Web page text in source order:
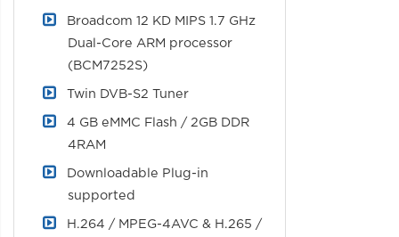
Broadcom 12 KD MIPS 1.7 GHz
Dual-Core ARM processor
(BCM7252S)
Twin DVB-S2 Tuner
4 GB eMMC Flash / 2GB DDR
4RAM
Downloadable Plug-in
supported
H.264 / MPEG-4AVC & H.265 /